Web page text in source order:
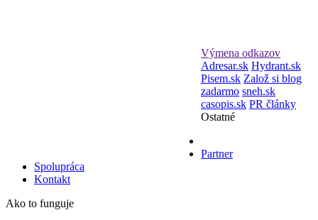
Výmena odkazov
Adresar.sk Hydrant.sk
Pisem.sk Založ si blog
zadarmo sneh.sk
casopis.sk PR články
Ostatné
Partner
Spolupráca
Kontakt
Ako to funguje